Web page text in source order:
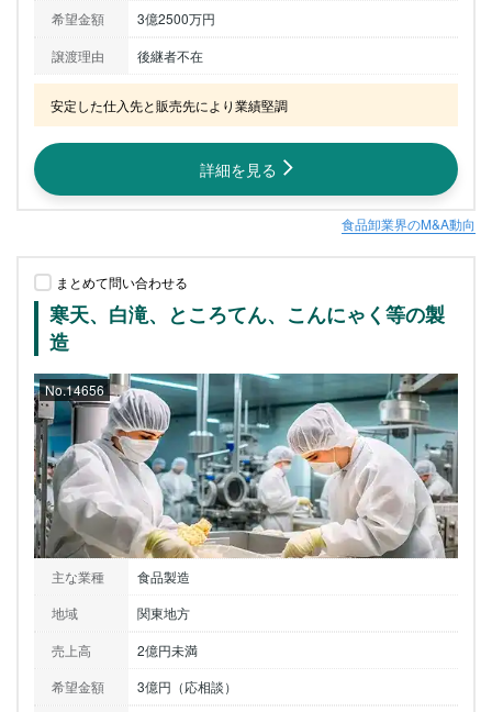
希望金額
3億2500万円
譲渡理由
後継者不在
安定した仕入先と販売先により業績堅調
詳細を見る
食品卸業界のM&A動向
まとめて問い合わせる
寒天、白滝、ところてん、こんにゃく等の製
造
No.14656
主な業種
食品製造
地域
関東地方
売上高
2億円未満
希望金額
3億円（応相談）